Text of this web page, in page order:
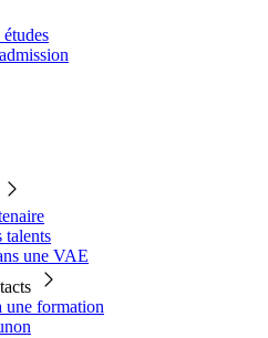
talents
une VAE
une formation